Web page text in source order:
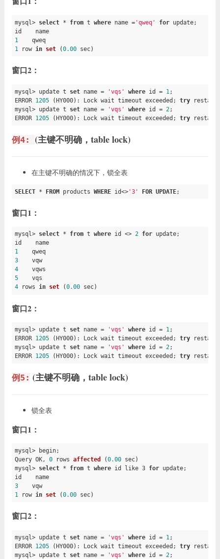
mysql> select * from t where name ='qweq' for update;
id    name
1
    qweq
1
row in set (0.00 sec)
窗口2：
mysql> update t set name = 'vqs' where id = 1 ;
ERROR 1205 (HY000): Lock wait timeout exceeded; try
mysql> update t set name = 'vqs' where id = 2;
ERROR 1205 (HY000): Lock wait timeout exceeded; try
例4: (主键不明确，table lock)
在主键不明确的情况下，锁全表
SELECT * FROM products WHERE id<>'3' FOR UPDATE;
窗口1：
mysql> select * from t where id <> 2 for update;
id    name
1
    qweq
3
    vqw
4
5
4
rows in set (0.00 sec)
窗口2：
mysql> update t set name = 'vqs' where id = 1;
ERROR 1205 (HY000): Lock wait timeout exceeded; try
mysql> update t set name = 'vqs' where id = 2;
ERROR 1205 (HY000): Lock wait timeout exceeded; try
例5: (主键不明确，table lock)
锁全表
窗口1：
mysql> begin;
Query OK, 0 rows affected (0.00 sec)
mysql> select * from t where id like 3 for update;
id    name
3
    vqw
1
row in set (0.00 sec)
窗口2：
mysql> update t set name = 'vqs' where id = 1;
ERROR 1205 (HY000): Lock wait timeout exceeded; try
mysql> update t set name = 'vqs' where id = 2;